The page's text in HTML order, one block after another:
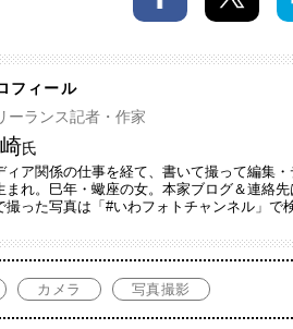
フィール
ーランス記者・作家
氏
ィア関係の仕事を経て、書いて撮って編集
まれ。巳年・蠍座の女。本家ブログ＆連絡
撮った写真は「#いわフォトチャンネル」で
カメラ 写真撮影